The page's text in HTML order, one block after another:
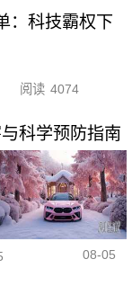
：科技霸权下
阅读 4074
科学预防指南
08-05